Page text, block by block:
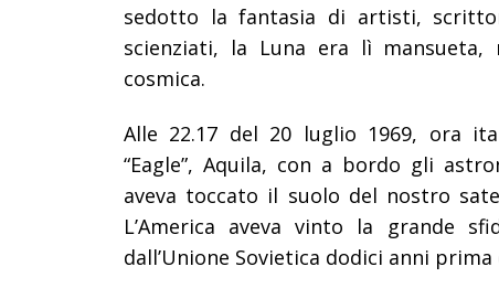
sedotto la fantasia di artisti,
scienziati, la Luna era lì
cosmica.
Alle 22.17 del 20 luglio 1969, ora
“Eagle”, Aquila, con a bordo gli
aveva toccato il suolo del nostro
L’America aveva vinto la grande
dall’Unione Sovietica dodici anni